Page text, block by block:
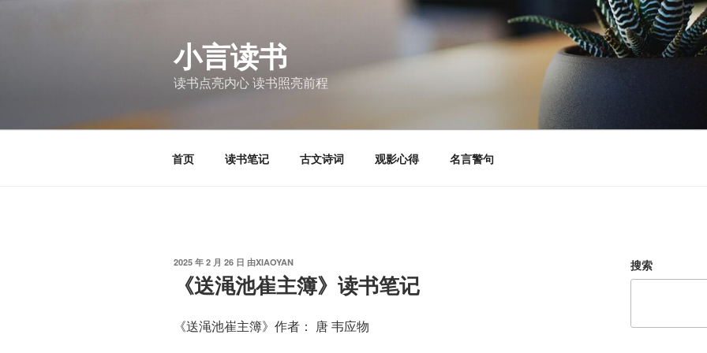
小言读书
读书点亮内心 读书照亮前程
首页 读书笔记 古文诗词 观影心得 名言警句
发
2025 年 2 月 26 日 由XIAOYAN
《送渑池崔主簿》读书笔记
《送渑池崔主簿》作者： 唐 韦应物
搜索